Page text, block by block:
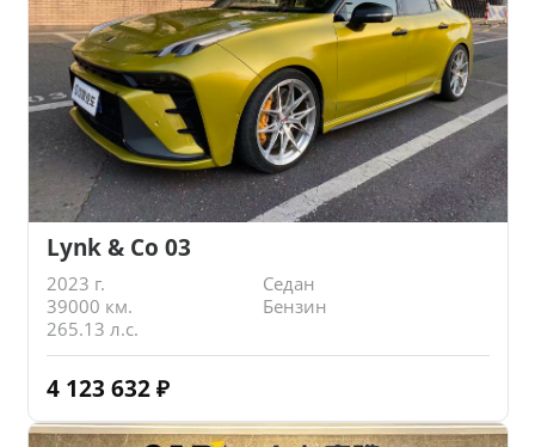
Lynk & Co 03
2023 г.
Седан
39000 км.
Бензин
265.13 л.с.
4 123 632 ₽